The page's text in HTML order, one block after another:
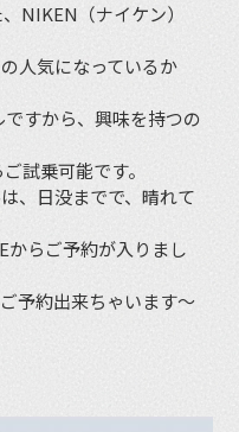
NIKEN（ナイケン）
人気になっているか
すから、興味を持つの
試乗可能です。
、日没までで、晴れて
からご予約が入りまし
予約出来ちゃいます〜